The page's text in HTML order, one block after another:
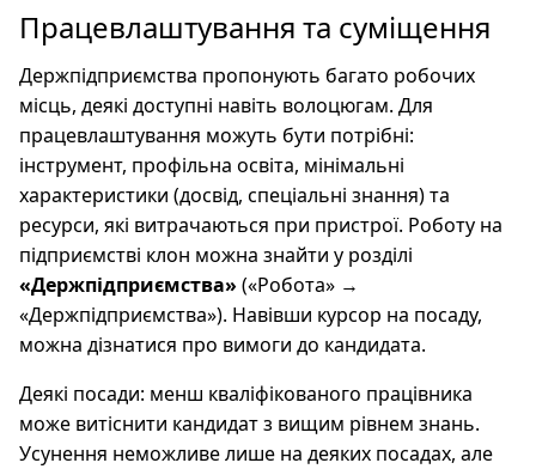
Працевлаштування та суміщення
Держпідприємства пропонують багато робочих
місць, деякі доступні навіть волоцюгам. Для
працевлаштування можуть бути потрібні:
інструмент, профільна освіта, мінімальні
характеристики (досвід, спеціальні знання) та
ресурси, які витрачаються при пристрої. Роботу на
підприємстві клон можна знайти у розділі
«Держпідприємства»(«Робота» →
«Держпідприємства»). Навівши курсор на посаду,
можна дізнатися про вимоги до кандидата.
Деякі посади: менш кваліфікованого працівника
може витіснити кандидат з вищим рівнем знань.
Усунення неможливе лише на деяких посадах, але